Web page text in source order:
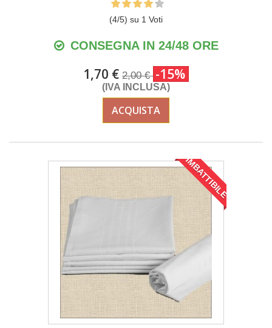
(4/5) su 1 Voti
CONSEGNA IN 24/48 ORE
1,70 € 2,00 € -15%
(IVA INCLUSA)
ACQUISTA
IMBATTIBILE